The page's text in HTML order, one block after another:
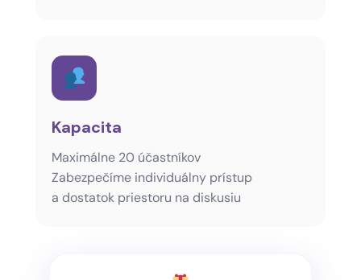
Kapacita
Maximálne 20 účastníkov
Zabezpečíme individuálny prístup
a dostatok priestoru na diskusiu